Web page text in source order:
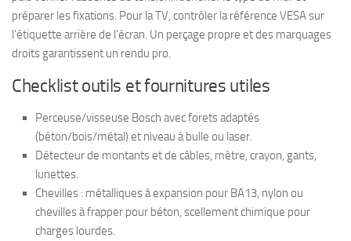
préparer les fixations. Pour la TV, contrôler la référence VESA sur
l’étiquette arrière de l’écran. Un perçage propre et des marquages
droits garantissent un rendu pro.
Checklist outils et fournitures utiles
Perceuse/visseuse Bosch avec forets adaptés
(béton/bois/métal) et niveau à bulle ou laser.
Détecteur de montants et de câbles, mètre, crayon, gants,
lunettes.
Chevilles : métalliques à expansion pour BA13, nylon ou
chevilles à frapper pour béton, scellement chimique pour
charges lourdes.